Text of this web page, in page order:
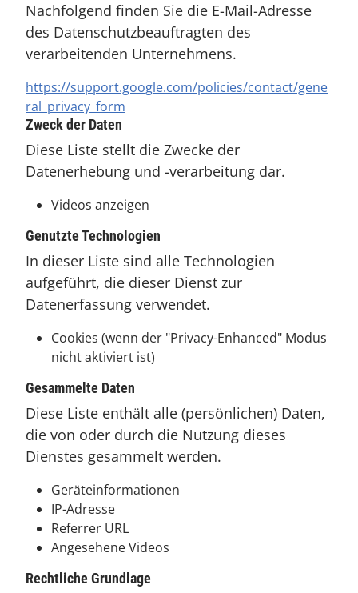
Nachfolgend finden Sie die E-Mail-Adresse
des Datenschutzbeauftragten des
verarbeitenden Unternehmens.
https://support.google.com/policies/contact/gene
ral_privacy_form
Zweck der Daten
Diese Liste stellt die Zwecke der
Datenerhebung und -verarbeitung dar.
Videos anzeigen
Genutzte Technologien
In dieser Liste sind alle Technologien
aufgeführt, die dieser Dienst zur
Datenerfassung verwendet.
Cookies (wenn der "Privacy-Enhanced" Modus
nicht aktiviert ist)
Gesammelte Daten
Diese Liste enthält alle (persönlichen) Daten,
die von oder durch die Nutzung dieses
Dienstes gesammelt werden.
Geräteinformationen
IP-Adresse
Referrer URL
Angesehene Videos
Rechtliche Grundlage